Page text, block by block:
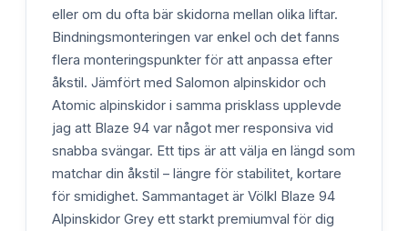
eller om du ofta bär skidorna mellan olika liftar.
Bindningsmonteringen var enkel och det fanns
flera monteringspunkter för att anpassa efter
åkstil. Jämfört med Salomon alpinskidor och
Atomic alpinskidor i samma prisklass upplevde
jag att Blaze 94 var något mer responsiva vid
snabba svängar. Ett tips är att välja en längd som
matchar din åkstil – längre för stabilitet, kortare
för smidighet. Sammantaget är Völkl Blaze 94
Alpinskidor Grey ett starkt premiumval för dig